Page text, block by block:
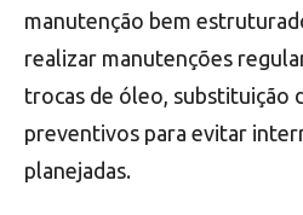
manutenção bem
realizar manutenções
trocas de óleo, substituição
preventivos para evitar
planejadas.